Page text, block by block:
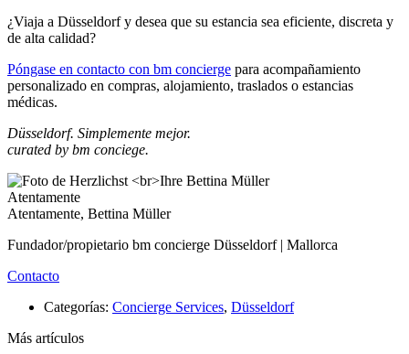
¿Viaja a Düsseldorf y desea que su estancia sea eficiente, discreta y
de alta calidad?
Póngase en contacto con bm concierge para acompañamiento
personalizado en compras, alojamiento, traslados o estancias
médicas.
Düsseldorf. Simplemente mejor.
curated by bm conciege.
Atentamente
Atentamente, Bettina Müller
Fundador/propietario bm concierge Düsseldorf | Mallorca
Contacto
Categorías: Concierge Services, Düsseldorf
Más artículos